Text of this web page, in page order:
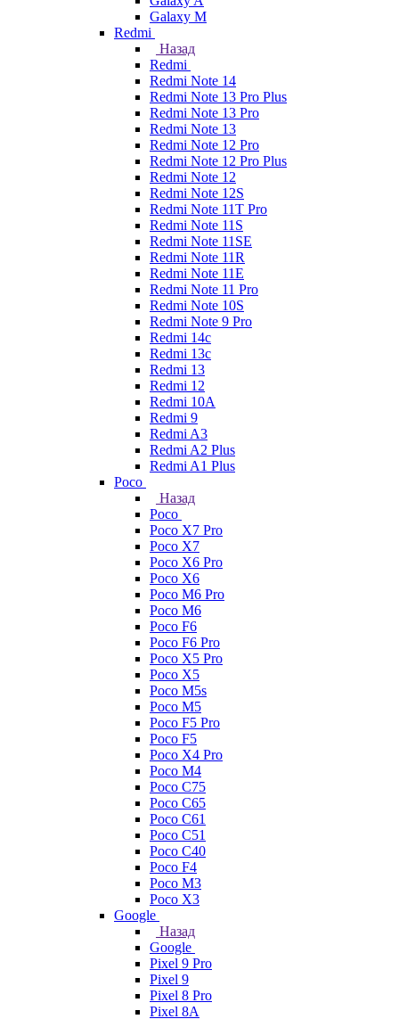
Galaxy M
Redmi
Назад
Redmi
Redmi Note 14
Redmi Note 13 Pro Plus
Redmi Note 13 Pro
Redmi Note 13
Redmi Note 12 Pro
Redmi Note 12 Pro Plus
Redmi Note 12
Redmi Note 12S
Redmi Note 11T Pro
Redmi Note 11S
Redmi Note 11SE
Redmi Note 11R
Redmi Note 11E
Redmi Note 11 Pro
Redmi Note 10S
Redmi Note 9 Pro
Redmi 14c
Redmi 13c
Redmi 13
Redmi 12
Redmi 10A
Redmi 9
Redmi A3
Redmi A2 Plus
Redmi A1 Plus
Poco
Назад
Poco
Poco X7 Pro
Poco X7
Poco X6 Pro
Poco X6
Poco M6 Pro
Poco M6
Poco F6
Poco F6 Pro
Poco X5 Pro
Poco X5
Poco M5s
Poco M5
Poco F5 Pro
Poco F5
Poco X4 Pro
Poco M4
Poco C75
Poco C65
Poco C61
Poco C51
Poco C40
Poco F4
Poco M3
Poco X3
Google
Назад
Google
Pixel 9 Pro
Pixel 9
Pixel 8 Pro
Pixel 8A